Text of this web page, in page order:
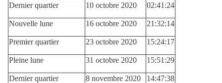
Dernier quartier 10 octobre 2020 02:41:24
Nouvelle lune 16 octobre 2020 21:32:14
Premier quartier 23 octobre 2020 15:24:17
Pleine lune 31 octobre 2020 15:51:29
Dernier quartier 8 novembre 2020 14:47:38